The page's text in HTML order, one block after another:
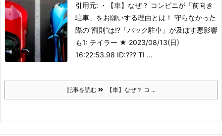
引用元: ・【車】なぜ？ コンビニが「前向き
駐車」をお願いする理由とは！ 守らなかった
際の“罰則”は!?「バック駐車」が及ぼす悪影響
も1: テイラー ★ 2023/08/13(日)
16:22:53.98 ID:??? TI ...
記事を読む 【車】なぜ？ コ ...